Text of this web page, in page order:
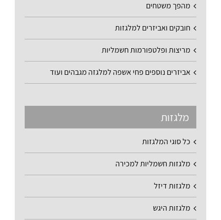
מהפך משטחים
חובקים ואביזרים למלגזות
מריצות ופלטפורמות חשמליות
אביזרים נוספים פחי אשפה למלגזה מגבהים ועוד
מלגזות
כל סוגי המלגזות
מלגזות חשמליות למכירה
מלגזות דיזל
מלגזות היגש